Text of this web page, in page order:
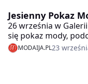
Jesienny Pokaz
26 września w
się pokaz mody,
zostaną modowe
jesień-zima 2015/
MODAIJA.PL23